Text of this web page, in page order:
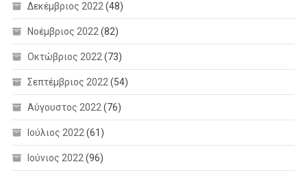
Δεκέμβριος 2022(48)
Νοέμβριος 2022(82)
Οκτώβριος 2022(73)
Σεπτέμβριος 2022(54)
Αύγουστος 2022(76)
Ιούλιος 2022(61)
Ιούνιος 2022(96)